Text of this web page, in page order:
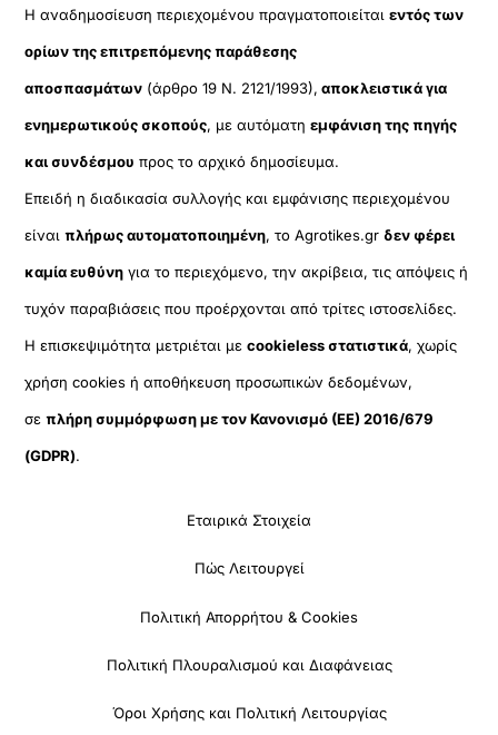
Η αναδημοσίευση περιεχομένου πραγματοποιείταιεντός των
ορίων της επιτρεπόμενης παράθεσης
αποσπασμάτων (άρθρο 19 Ν. 2121/1993), αποκλειστικά για
ενημερωτικούς σκοπούς, με αυτόματηεμφάνιση της πηγής
και συνδέσμου προς το αρχικό δημοσίευμα.
Επειδή η διαδικασία συλλογής και εμφάνισης περιεχομένου
είναιπλήρως αυτοματοποιημένη, το Agrotikes.gr δεν φέρει
καμία ευθύνη για το περιεχόμενο, την ακρίβεια, τις απόψεις ή
τυχόν παραβιάσεις που προέρχονται από τρίτες ιστοσελίδες.
Η επισκεψιμότητα μετριέται μεcookieless στατιστικά, χωρίς
χρήση cookies ή αποθήκευση προσωπικών δεδομένων,
σεπλήρη συμμόρφωση με τον Κανονισμό (ΕΕ) 2016/679
(GDPR).
Εταιρικά Στοιχεία
Πώς Λειτουργεί
Πολιτική Απορρήτου & Cookies
Πολιτική Πλουραλισμού και Διαφάνειας
Όροι Χρήσης και Πολιτική Λειτουργίας